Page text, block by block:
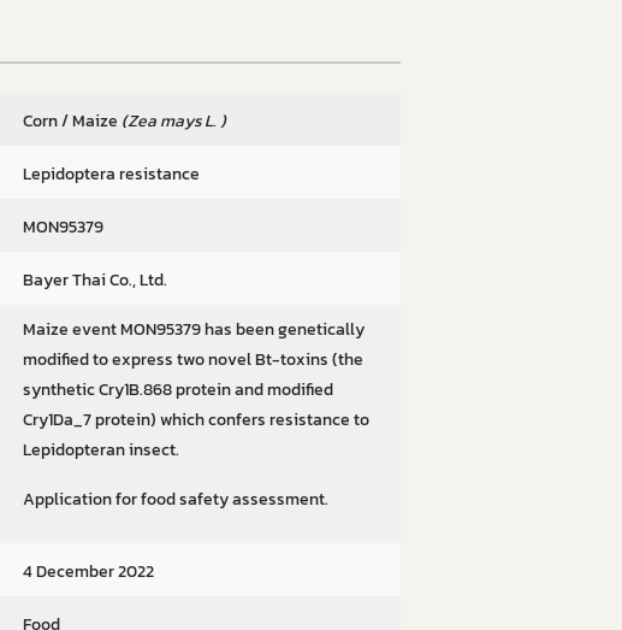
Corn / Maize (Zea mays L. )
Lepidoptera resistance
MON95379
Bayer Thai Co., Ltd.
Maize event MON95379 has been genetically
modified to express two novel Bt-toxins (the
synthetic Cry1B.868 protein and modified
Cry1Da_7 protein) which confers resistance to
Lepidopteran insect.
Application for food safety assessment.
4 December 2022
Food